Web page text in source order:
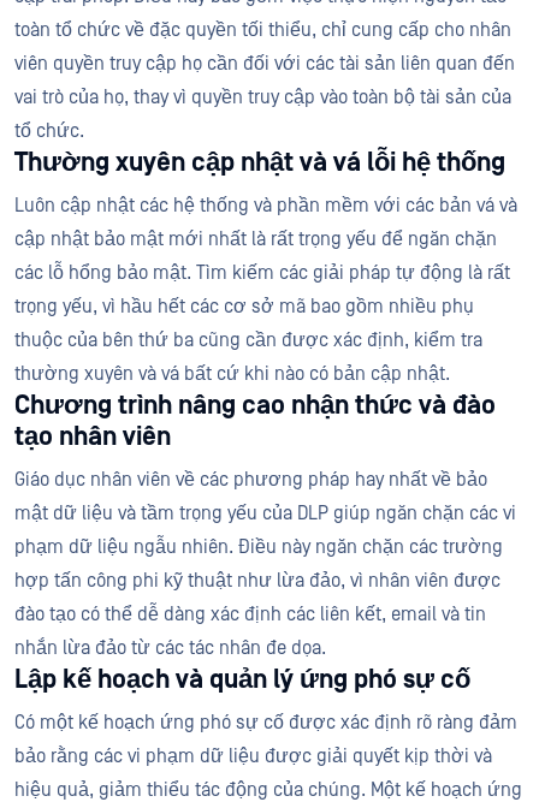
toàn tổ chức về đặc quyền tối thiểu, chỉ cung cấp cho nhân
viên quyền truy cập họ cần đối với các tài sản liên quan đến
vai trò của họ, thay vì quyền truy cập vào toàn bộ tài sản của
tổ chức.
Thường xuyên cập nhật và vá lỗi hệ thống
Luôn cập nhật các hệ thống và phần mềm với các bản vá và
cập nhật bảo mật mới nhất là rất trọng yếu để ngăn chặn
các lỗ hổng bảo mật. Tìm kiếm các giải pháp tự động là rất
trọng yếu, vì hầu hết các cơ sở mã bao gồm nhiều phụ
thuộc của bên thứ ba cũng cần được xác định, kiểm tra
thường xuyên và vá bất cứ khi nào có bản cập nhật.
Chương trình nâng cao nhận thức và đào
tạo nhân viên
Giáo dục nhân viên về các phương pháp hay nhất về bảo
mật dữ liệu và tầm trọng yếu của DLP giúp ngăn chặn các vi
phạm dữ liệu ngẫu nhiên. Điều này ngăn chặn các trường
hợp tấn công phi kỹ thuật như lừa đảo, vì nhân viên được
đào tạo có thể dễ dàng xác định các liên kết, email và tin
nhắn lừa đảo từ các tác nhân đe dọa.
Lập kế hoạch và quản lý ứng phó sự cố
Có một kế hoạch ứng phó sự cố được xác định rõ ràng đảm
bảo rằng các vi phạm dữ liệu được giải quyết kịp thời và
hiệu quả, giảm thiểu tác động của chúng. Một kế hoạch ứng